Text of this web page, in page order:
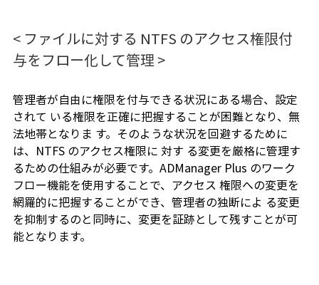
< ファイルに対する NTFS のアクセス権限付
与をフロー化して管理 >
管理者が自由に権限を付与できる状況にある場合、設定
されて いる権限を正確に把握することが困難となり、無
法地帯となりま す。そのような状況を回避するために
は、NTFS のアクセス権限に 対す る変更を厳格に管理す
るための仕組みが必要です。ADManager Plus のワーク
フロー機能を使用することで、アクセス 権限への変更を
網羅的に把握することができ、管理者の独断によ る変更
を抑制するのと同時に、変更を証跡として残すことが可
能となります。